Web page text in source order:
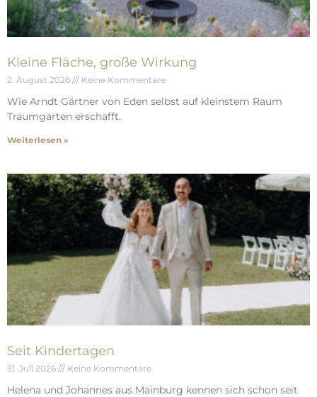
Kleine Fläche, große Wirkung
2. August 2026 Keine Kommentare
Wie Arndt Gärtner von Eden selbst auf kleinstem Raum
Traumgärten erschafft.
Weiterlesen »
Seit Kindertagen
31. Juli 2026 Keine Kommentare
Helena und Johannes aus Mainburg kennen sich schon seit